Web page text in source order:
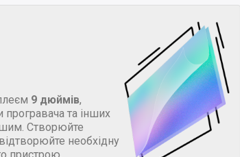
9 дюймів,
та інших
Створюйте
необхідну